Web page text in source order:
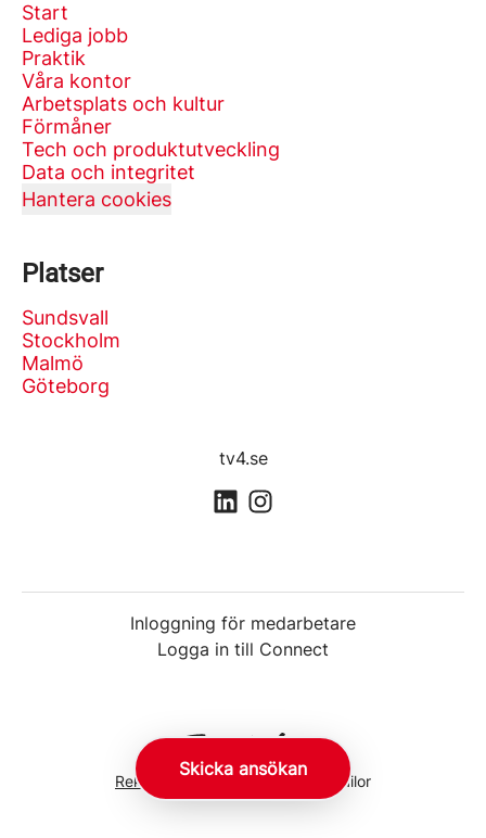
Skicka ansökan
Start
Lediga jobb
Praktik
Våra kontor
Arbetsplats och kultur
Förmåner
Tech och produktutveckling
Data och integritet
Hantera cookies
Platser
Sundsvall
Stockholm
Malmö
Göteborg
tv4.se
Inloggning för medarbetare
Logga in till Connect
Rekryteringsverktygfrån Teamtailor